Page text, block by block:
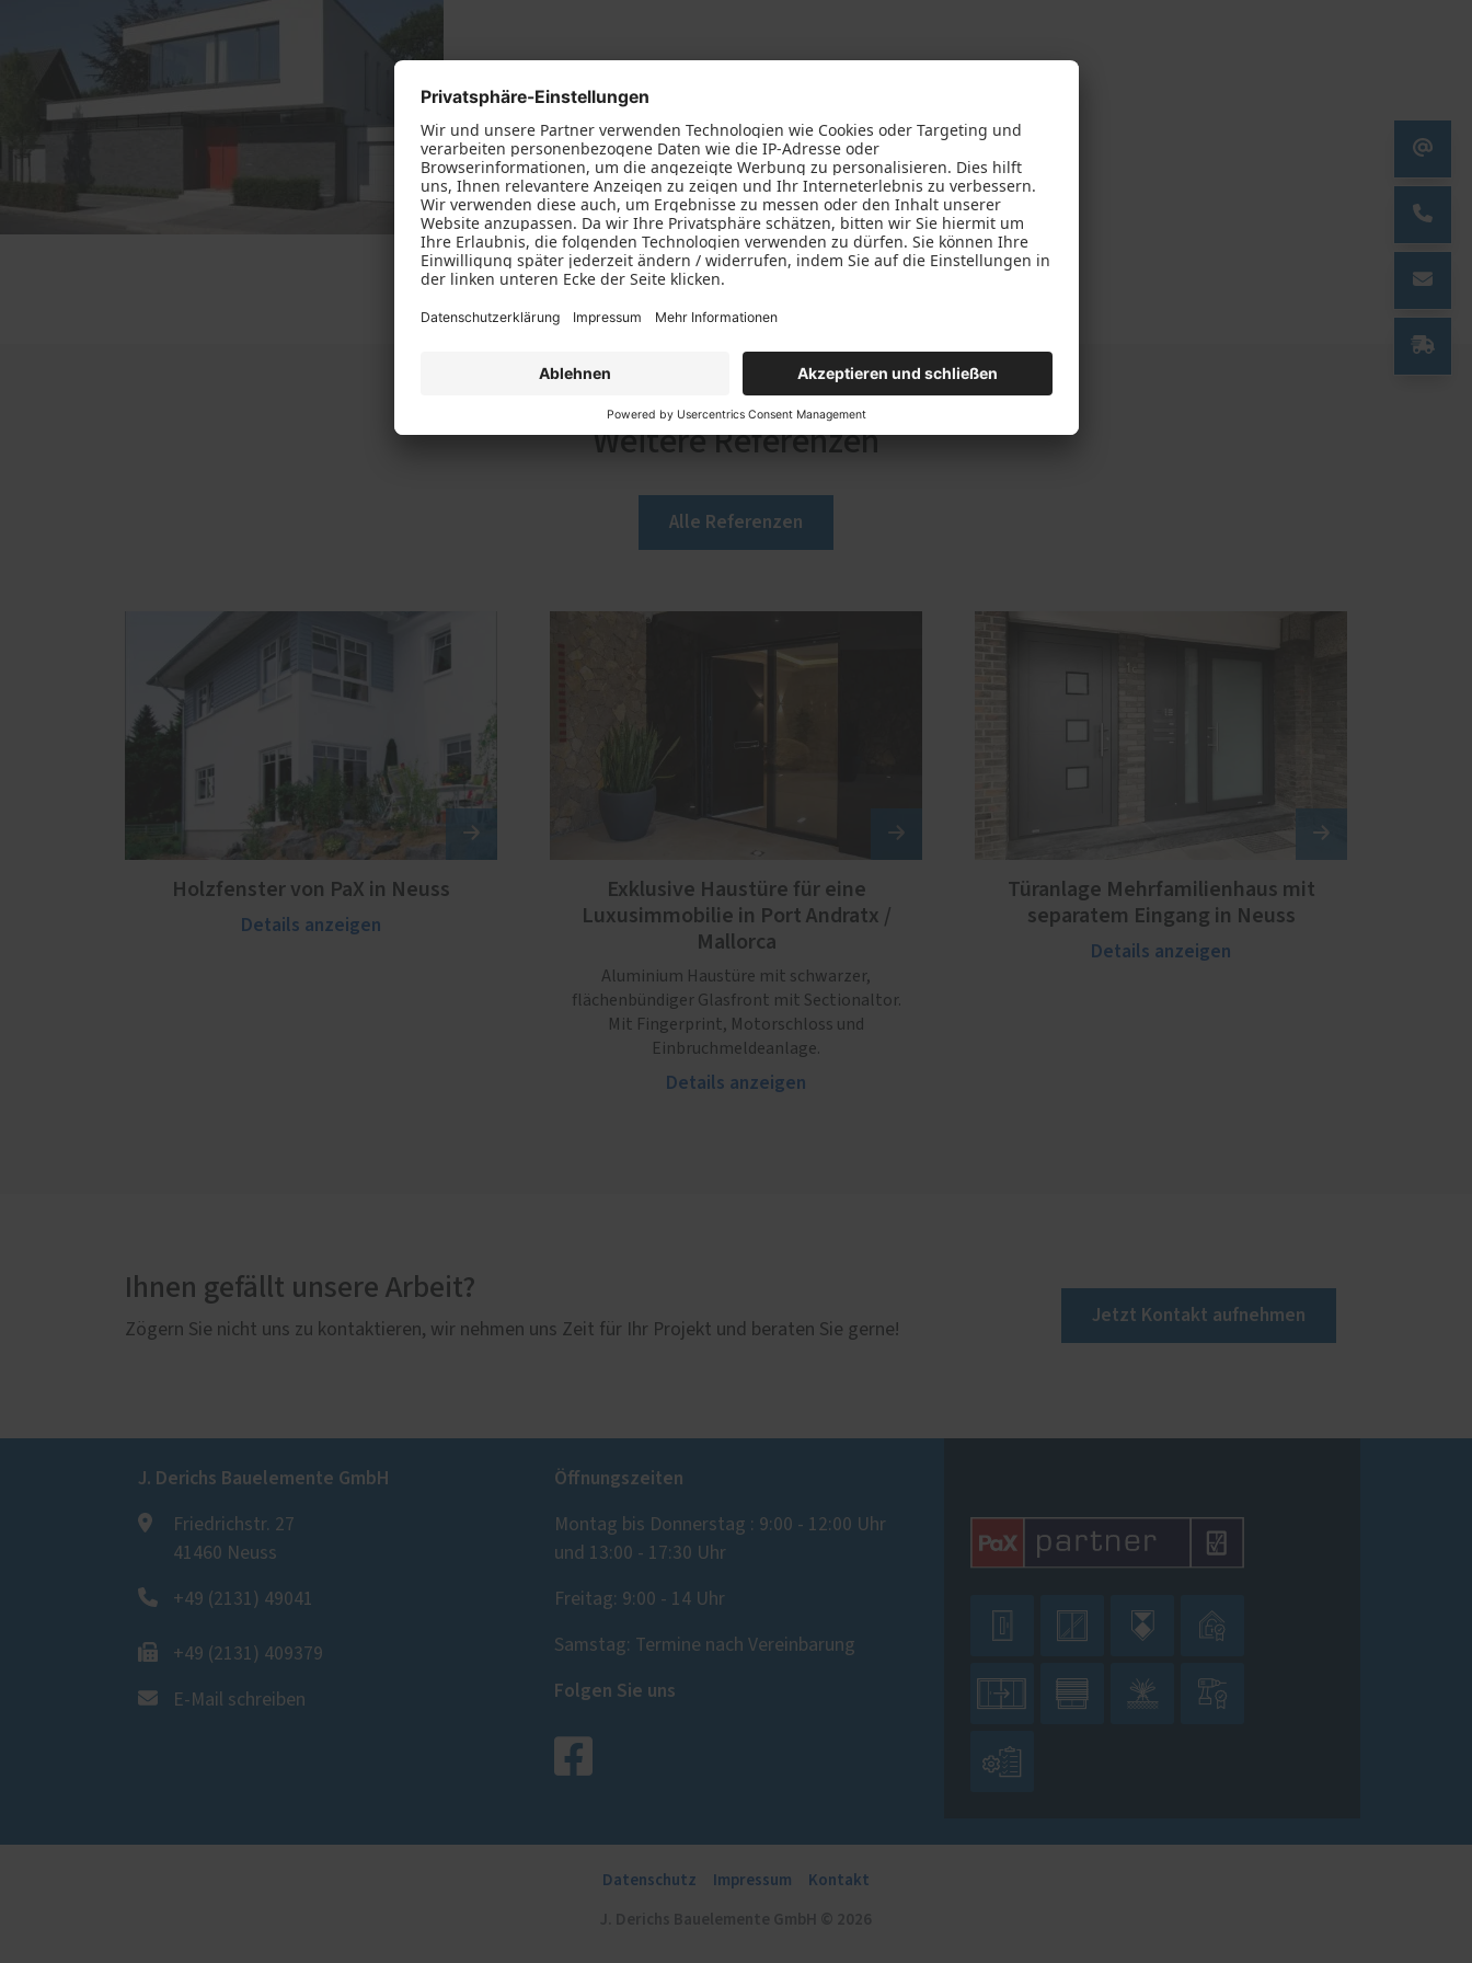
Weitere Referenzen
Alle Referenzen
Holzfenster von PaX in Neuss
Details anzeigen
Exklusive Haustüre für eine
Luxusimmobilie in Port Andratx /
Mallorca
Aluminium Haustüre mit schwarzer,
flächenbündiger Glasfront mit Sectionaltor.
Mit Fingerprint, Motorschloss und
Einbruchmeldeanlage.
Details anzeigen
Türanlage Mehrfamilienhaus mit
separatem Eingang in Neuss
Details anzeigen
Ihnen gefällt unsere Arbeit?
Zögern Sie nicht uns zu kontaktieren, wir nehmen uns Zeit für Ihr Projekt und beraten Sie gerne!
Jetzt Kontakt aufnehmen
J. Derichs Bauelemente GmbH
Friedrichstr. 27
41460 Neuss
+49 (2131) 49041
+49 (2131) 409379
E-Mail schreiben
Öffnungszeiten
Montag bis Donnerstag : 9:00 - 12:00 Uhr
und 13:00 - 17:30 Uhr
Freitag: 9:00 - 14 Uhr
Samstag: Termine nach Vereinbarung
Folgen Sie uns
   
   

Datenschutz Impressum
Kontakt